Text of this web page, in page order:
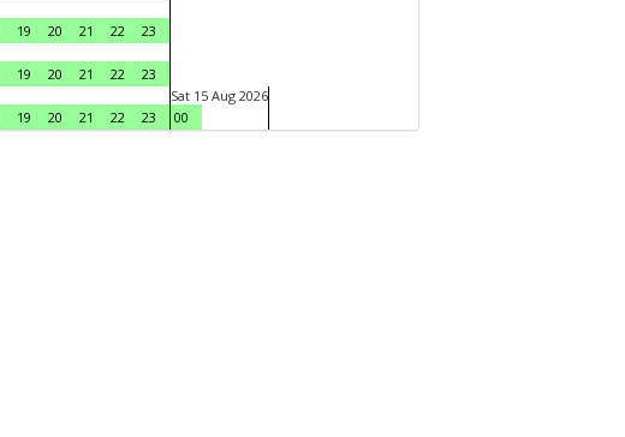
19 20 21 22
23
19 20 21 22
23
19 20 21 22 23
Sat 15 Aug 2026
00